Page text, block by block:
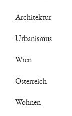
Architektur
Urbanismus
Wien
Österreich
Wohnen